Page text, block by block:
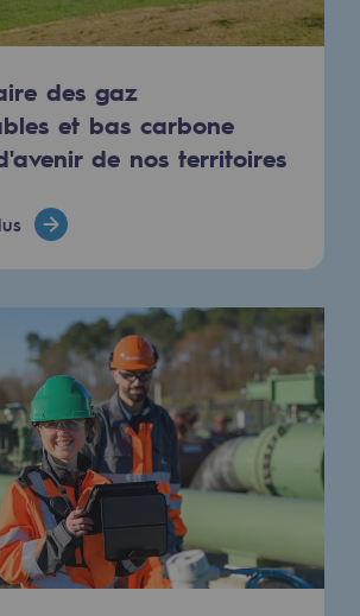
au réseau de gaz
de gaz
: Enjeux et opportunités
que la méthanisation ?
de référence sur le
des gaz
et bas carbone
de nos territoires